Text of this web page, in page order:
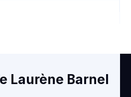
Laurène Barnel